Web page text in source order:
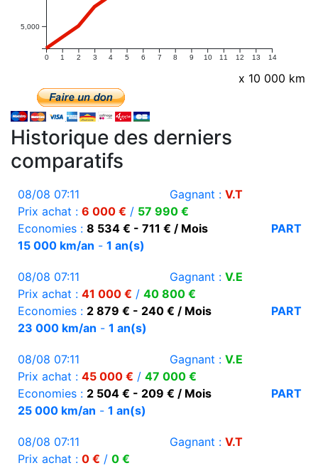
0 1 2 3 4 5 6 7 8 9 10 11 12 13 14
5,000
x 10 000 km
Historique des derniers
comparatifs
08/08 07:11 Gagnant : V.T
Prix achat : 6 000 € / 57 990 €
Economies : 8 534 € - 711 € / Mois
PART
15 000 km/an - 1 an(s)
08/08 07:11 Gagnant : V.E
Prix achat : 41 000 € / 40 800 €
Economies : 2 879 € - 240 € / Mois
PART
23 000 km/an - 1 an(s)
08/08 07:11 Gagnant : V.E
Prix achat : 45 000 € / 47 000 €
Economies : 2 504 € - 209 € / Mois
PART
25 000 km/an - 1 an(s)
08/08 07:11 Gagnant : V.T
Prix achat : 0 € / 0 €